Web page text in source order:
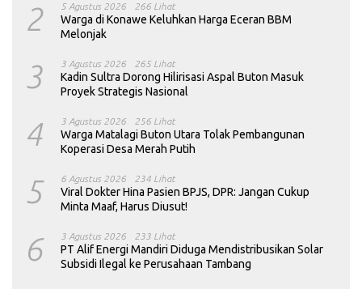
2 5 Agustus 2026 266 Lihat
Warga di Konawe Keluhkan Harga Eceran BBM
Melonjak
3 3 Agustus 2026 265 Lihat
Kadin Sultra Dorong Hilirisasi Aspal Buton Masuk
Proyek Strategis Nasional
4 3 Agustus 2026 256 Lihat
Warga Matalagi Buton Utara Tolak Pembangunan
Koperasi Desa Merah Putih
5 6 Agustus 2026 234 Lihat
Viral Dokter Hina Pasien BPJS, DPR: Jangan Cukup
Minta Maaf, Harus Diusut!
6 3 Agustus 2026 233 Lihat
PT Alif Energi Mandiri Diduga Mendistribusikan Solar
Subsidi Ilegal ke Perusahaan Tambang